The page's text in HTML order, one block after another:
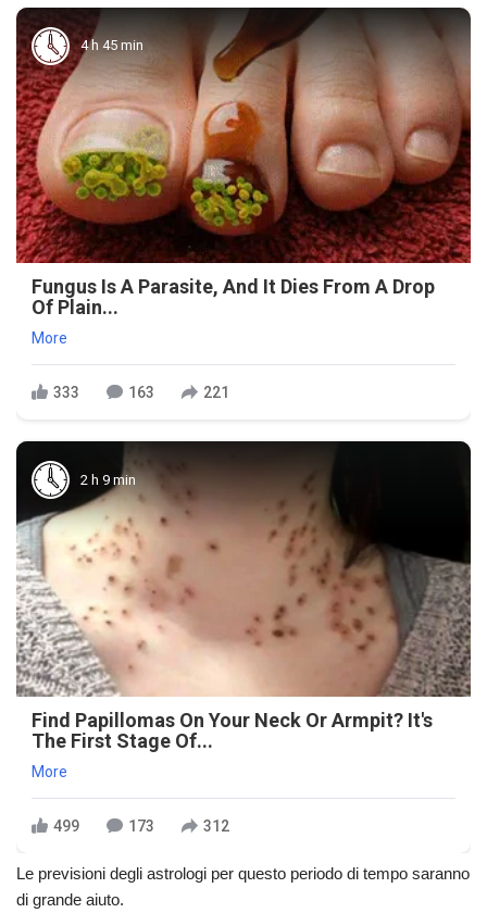
4 h 45 min
Fungus Is A Parasite, And It Dies From A Drop
Of Plain...
More
333 163 221
2 h 9 min
Find Papillomas On Your Neck Or Armpit? It's
The First Stage Of...
More
499 173 312
Le previsioni degli astrologi per questo periodo di tempo saranno
di grande aiuto.